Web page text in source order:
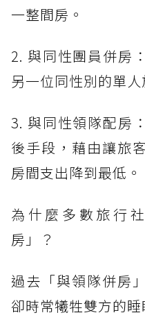
一整間房。
2. 與同性團員併房
另一位同性別的單人
3. 與同性領隊配房
後手段，藉由讓旅
房間支出降到最低。
為什麼多數旅行
房」？
過去「與領隊併房
卻時常犧牲雙方的睡